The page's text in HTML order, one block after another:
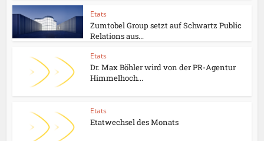
Etats
Zumtobel Group setzt auf Schwartz Public
Relations aus...
Etats
Dr. Max Böhler wird von der PR-Agentur
Himmelhoch...
Etats
Etatwechsel des Monats